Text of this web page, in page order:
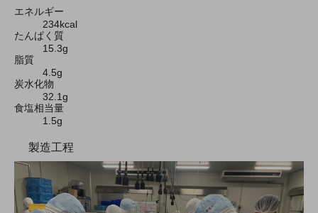
エネルギー
234kcal
たんぱく質
15.3g
脂質
4.5g
炭水化物
32.1g
食塩相当量
1.5g
製造工程